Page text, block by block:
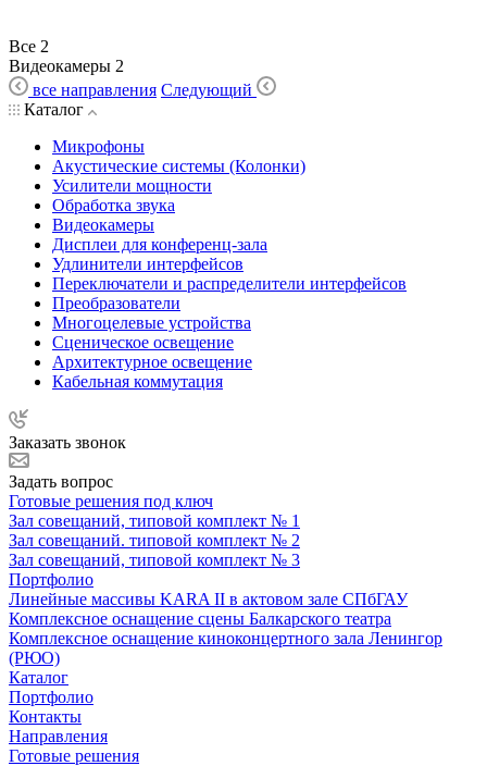
Все 2
Видеокамеры 2
все направления Следующий
Каталог
Микрофоны
Акустические системы (Колонки)
Усилители мощности
Обработка звука
Видеокамеры
Дисплеи для конференц-зала
Удлинители интерфейсов
Переключатели и распределители интерфейсов
Преобразователи
Многоцелевые устройства
Сценическое освещение
Архитектурное освещение
Кабельная коммутация
Заказать звонок
Задать вопрос
Готовые решения под ключ
Зал совещаний, типовой комплект № 1
Зал совещаний. типовой комплект № 2
Зал совещаний, типовой комплект № 3
Портфолио
Линейные массивы KARA II в актовом зале СПбГАУ
Комплексное оснащение сцены Балкарского театра
Комплексное оснащение киноконцертного зала Ленингор
(РЮО)
Каталог
Портфолио
Контакты
Направления
Готовые решения